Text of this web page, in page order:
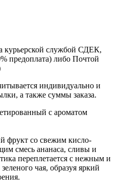
курьерской службой СДЕК,
предоплата) либо Почтой
индивидуально и
а также суммы заказа.
с ароматом
фрукт со свежим кисло-
смесь ананаса, сливы и
переплетается с нежным и
чая, образуя яркий